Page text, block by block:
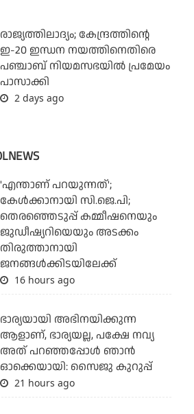
രാജ്യത്തിലാദ്യം; കേന്ദ്രത്തിന്റെ
ഇ-20 ഇന്ധന നയത്തിനെതിരെ
പഞ്ചാബ് നിയമസഭയില്‍ പ്രമേയം
പാസാക്കി
2 days ago
'എന്താണ് പറയുന്നത്';
കേള്‍ക്കാനായി സി.ജെ.പി;
തെരഞ്ഞെടുപ്പ് കമ്മീഷനെയും
ജുഡീഷ്യറിയെയും അടക്കം
തിരുത്താനായി
ജനങ്ങള്‍ക്കിടയിലേക്ക്
16 hours ago
ഭാര്യയായി അഭിനയിക്കുന്ന
ആളാണ്, ഭാര്യയല്ല, പക്ഷേ നവ്യ
അത് പറഞ്ഞപ്പോള്‍ ഞാന്‍
ഓക്കെയായി: സൈജു കുറുപ്പ്
21 hours ago